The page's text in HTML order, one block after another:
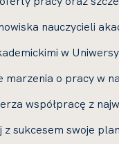
nauczycieli
w
marzenia o pracy w
współpracę z
z sukcesem swoje